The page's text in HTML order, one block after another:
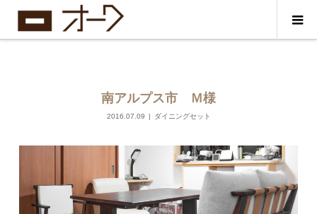
南アルプス市 Ｍ様
2016.07.09 ダイニングセット